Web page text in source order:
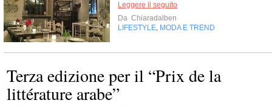
Leggere il seguito
Da Chiaradalben
LIFESTYLE, MODA E TREND
Terza edizione per il “Prix de la
littérature arabe”